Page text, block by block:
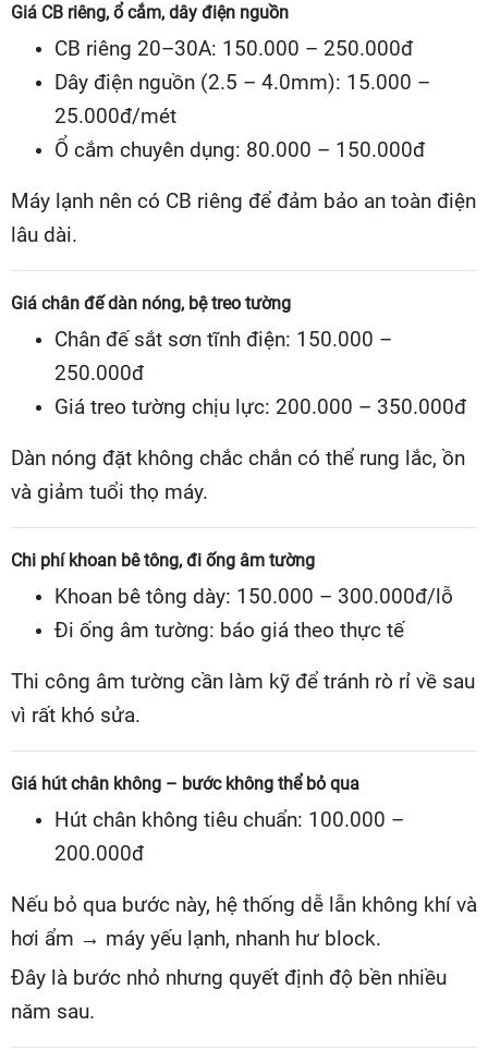
Giá CB riêng, ổ cắm, dây điện nguồn
CB riêng 20–30A: 150.000 – 250.000đ
Dây điện nguồn (2.5 – 4.0mm): 15.000 –
25.000đ/mét
Ổ cắm chuyên dụng: 80.000 – 150.000đ
Máy lạnh nên có CB riêng để đảm bảo an toàn điện
lâu dài.
Giá chân đế dàn nóng, bệ treo tường
Chân đế sắt sơn tĩnh điện: 150.000 –
250.000đ
Giá treo tường chịu lực: 200.000 – 350.000đ
Dàn nóng đặt không chắc chắn có thể rung lắc, ồn
và giảm tuổi thọ máy.
Chi phí khoan bê tông, đi ống âm tường
Khoan bê tông dày: 150.000 – 300.000đ/lỗ
Đi ống âm tường: báo giá theo thực tế
Thi công âm tường cần làm kỹ để tránh rò rỉ về sau
vì rất khó sửa.
Giá hút chân không – bước không thể bỏ qua
Hút chân không tiêu chuẩn: 100.000 –
200.000đ
Nếu bỏ qua bước này, hệ thống dễ lẫn không khí và
hơi ẩm → máy yếu lạnh, nhanh hư block.
Đây là bước nhỏ nhưng quyết định độ bền nhiều
năm sau.